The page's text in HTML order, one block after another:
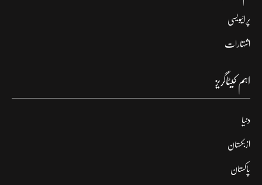
پرائیویسی
اشتہارات
اہم کیٹاگریز
دنیا
ازبکستان
پاکستان